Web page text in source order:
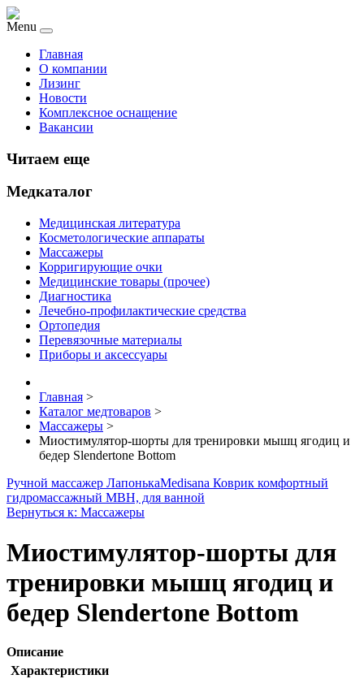
Menu
Главная
О компании
Лизинг
Новости
Комплексное оснащение
Вакансии
Читаем еще
Медкаталог
Медицинская литература
Косметологические аппараты
Массажеры
Корригирующие очки
Медицинские товары (прочее)
Диагностика
Лечебно-профилактические средства
Ортопедия
Перевязочные материалы
Приборы и аксессуары
Главная >
Каталог медтоваров >
Массажеры >
Миостимулятор-шорты для тренировки мышц ягодиц и
бедер Slendertone Bottom
Ручной массажер ЛапонькаMedisana Коврик комфортный
гидромассажный MBH, для ванной
Вернуться к: Массажеры
Миостимулятор-шорты для
тренировки мышц ягодиц и
бедер Slendertone Bottom
Описание
Характеристики